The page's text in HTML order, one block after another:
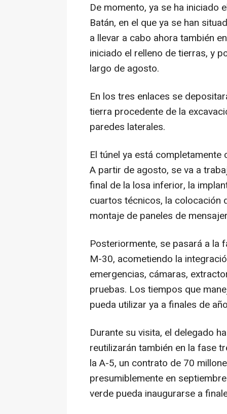
De momento, ya se ha iniciado
Batán, en el que ya se han
a llevar a cabo ahora también
iniciado el relleno de tierras, y
largo de agosto.
En los tres enlaces se
tierra procedente de la
paredes laterales.
El túnel ya está
A partir de agosto, se va a
final de la losa inferior, la
cuartos técnicos, la colocación
montaje de paneles de
Posteriormente, se pasará a la
M-30, acometiendo la
emergencias, cámaras,
pruebas. Los tiempos que
pueda utilizar ya a finales de
Durante su visita, el delegado
reutilizarán también en la fase
la A-5, un contrato de 70
presumiblemente en
verde pueda inaugurarse a